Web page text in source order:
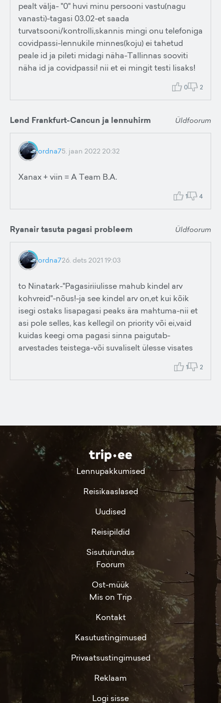
pealt välja- "0" huvi minu persooni vastu(nagu
vanasti)-tagasi 03.02-et saada
turvatsooni/kontrolli,skannis mingi onu telefoniga
covidpassi-lennukile minnes(koju) ei tahetud
peale id ja pileti midagi näha-Tallinnas sooviti
näha id ja covidpassi! nii et ei mingit testi lisaks!
0 2
Lend Frankfurt-Cancun ja lennuhirm Üldfoorum
ordna75. jaan 2022 20:32
Xanax + viin = A Team B.A.
1 4
Ryanair tasuta pagasi probleem Üldfoorum
ordna726. dets 2021 19:03
to Ninatark-"Pagasiriiulisse mahub kindel arv
kohvreid"-nõus!-ja see kindel arv on,et kui kõik
isegi ostaks lisapagasi peaks ära mahtuma-nii et
asi pole selles, kas kellegil on priority või ei,vaid
kuidas keegi oma pagasi sinna paigutab-
arvestades teistega-või suvaliselt ülesse visates
1 2
Lennupakkumised
Reisikaaslased
Uudised
Reisipildid
Sisuturundus
Foorum
Ost-müük
Mis on Trip
Kontakt
Kasutustingimused
Privaatsustingimused
Reklaam
Logi sisse